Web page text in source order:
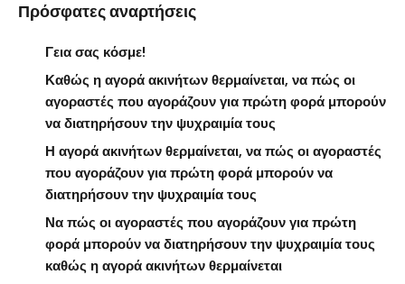
Πρόσφατες αναρτήσεις
Γεια σας κόσμε!
Καθώς η αγορά ακινήτων θερμαίνεται, να πώς οι
αγοραστές που αγοράζουν για πρώτη φορά μπορούν
να διατηρήσουν την ψυχραιμία τους
Η αγορά ακινήτων θερμαίνεται, να πώς οι αγοραστές
που αγοράζουν για πρώτη φορά μπορούν να
διατηρήσουν την ψυχραιμία τους
Να πώς οι αγοραστές που αγοράζουν για πρώτη
φορά μπορούν να διατηρήσουν την ψυχραιμία τους
καθώς η αγορά ακινήτων θερμαίνεται